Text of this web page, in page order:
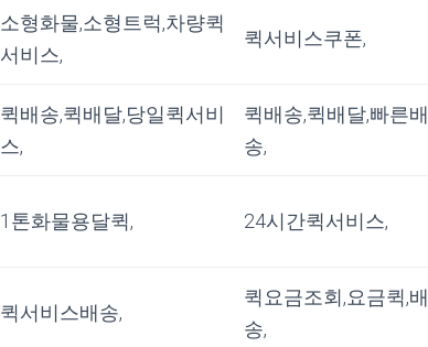
소형화물,소형트럭,차량퀵
서비스,
퀵서비스쿠폰,
퀵배송,퀵배달,당일퀵서비
스,
퀵배송,퀵배달,빠른배
송,
1톤화물용달퀵, 24시간퀵서비스,
퀵서비스배송,
퀵요금조회,요금퀵,배
송,